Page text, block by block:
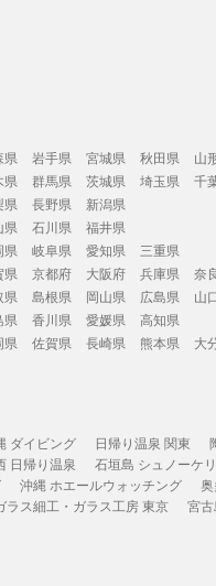
県 岩手県 宮城県 秋田県 山
県 群馬県 茨城県 埼玉県 千
県 長野県
新潟県
県 石川県
福井県
県 岐阜県 愛知県
三重県
県 京都府 大阪府 兵庫県 奈
県 島根県 岡山県 広島県
山
県 香川県 愛媛県
高知県
県 佐賀県 長崎県 熊本県 大
ダイビング 日帰り温泉 関東
日帰り温泉 石垣島 シュノーケ
沖縄 ホエールウォッチング
ラス細工・ガラス工房 東京 宮